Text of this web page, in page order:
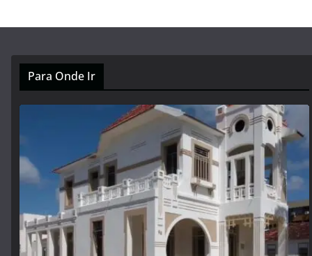
Para Onde Ir